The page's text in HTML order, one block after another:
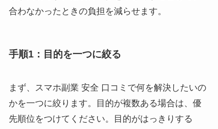
合わなかったときの負担を減らせます。
手順1：目的を一つに絞る
まず、スマホ副業 安全 口コミで何を解決したいの
かを一つに絞ります。目的が複数ある場合は、優
先順位をつけてください。目的がはっきりする